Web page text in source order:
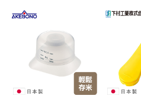
LINE Pay
Apple Pay
悠遊付